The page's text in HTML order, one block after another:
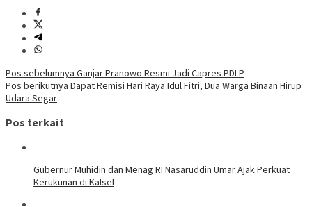
Navigasi
pos
Pos sebelumnya Ganjar Pranowo Resmi Jadi Capres PDI P
Pos berikutnya Dapat Remisi Hari Raya Idul Fitri, Dua Warga Binaan Hirup
Udara Segar
Pos terkait
Gubernur Muhidin dan Menag RI Nasaruddin Umar Ajak Perkuat
Kerukunan di Kalsel